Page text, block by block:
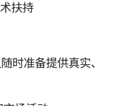
扶持
时​准备​提供​真实、​